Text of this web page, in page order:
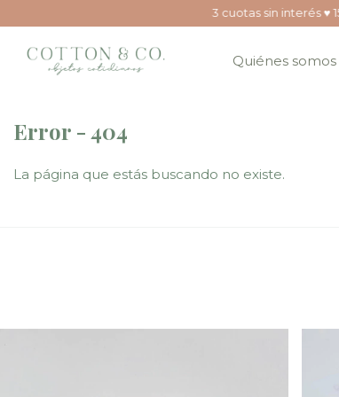
3 cuotas sin interés ♥ 15%
Quiénes somos
Error - 404
La página que estás buscando no existe.